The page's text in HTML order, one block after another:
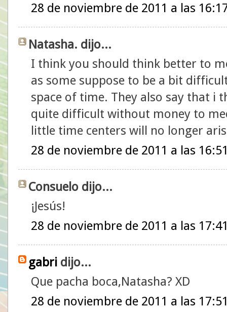
28 de noviembre de 2011 a las
Natasha. dijo...
I think you should think better to
as some suppose to be a bit
space of time. They also say that i
quite difficult without money to
little time centers will no longer
28 de noviembre de 2011 a las
Consuelo dijo...
¡Jesús!
28 de noviembre de 2011 a las
gabri dijo...
Que pacha boca,Natasha? XD
28 de noviembre de 2011 a las